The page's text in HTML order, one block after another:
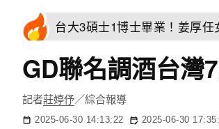
台大3碩士1博士畢業！姜厚
GD聯名調酒台
記者莊婷伃／綜合報導
2025-06-30 14:13:22 2025-06-30